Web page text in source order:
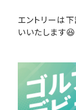
エントリーは
いいたします😆